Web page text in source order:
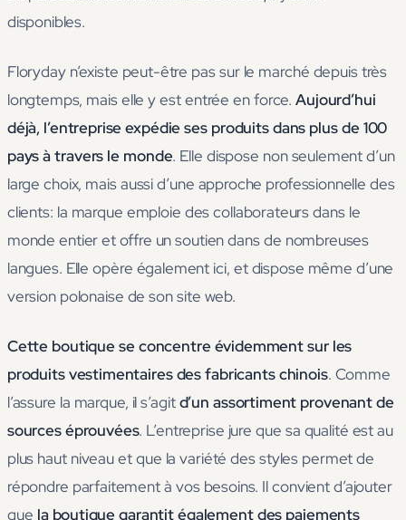
disponibles.
Floryday n’existe peut-être pas sur le marché depuis très
longtemps, mais elle y est entrée en force.Aujourd’hui
déjà, l’entreprise expédie ses produits dans plus de 100
pays à travers le monde. Elle dispose non seulement d’un
large choix, mais aussi d’une approche professionnelle des
clients: la marque emploie des collaborateurs dans le
monde entier et offre un soutien dans de nombreuses
langues. Elle opère également ici, et dispose même d’une
version polonaise de son site web.
Cette boutique se concentre évidemment sur les
produits vestimentaires des fabricants chinois. Comme
l’assure la marque, il s’agitd’un assortiment provenant de
sources éprouvées. L’entreprise jure que sa qualité est au
plus haut niveau et que la variété des styles permet de
répondre parfaitement à vos besoins. Il convient d’ajouter
que la boutique garantit également des paiements